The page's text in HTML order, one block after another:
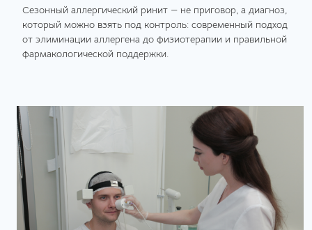
Сезонный аллергический ринит — не приговор, а диагноз,
который можно взять под контроль: современный подход
от элиминации аллергена до физиотерапии и правильной
фармакологической поддержки.